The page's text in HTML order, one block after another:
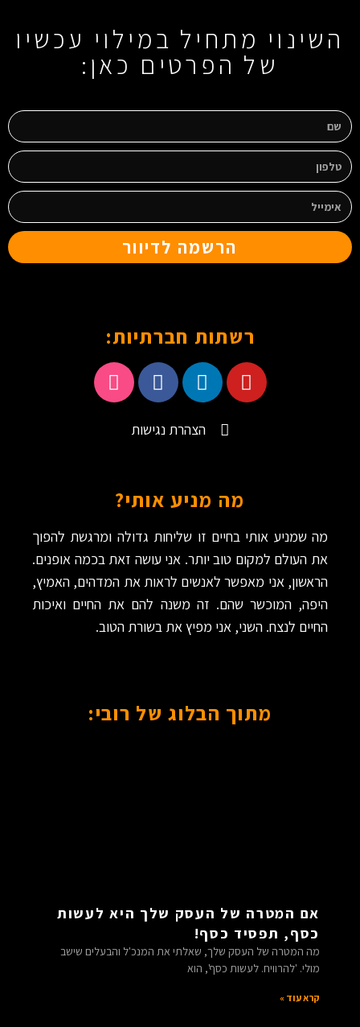
השינוי מתחיל במילוי עכשיו
של הפרטים כאן:
הרשמה לדיוור
רשתות חברתיות:
הצהרת נגישות
מה מניע אותי?
מה שמניע אותי בחיים זו שליחות גדולה ומרגשת להפוך
את העולם למקום טוב יותר. אני עושה זאת בכמה אופנים.
הראשון, אני מאפשר לאנשים לראות את המדהים, האמיץ,
היפה, המוכשר שהם. זה משנה להם את החיים ואיכות
החיים לנצח. השני, אני מפיץ את בשורת הטוב.
מתוך הבלוג של רובי:
אם המטרה של העסק שלך היא לעשות
כסף, תפסיד כסף!
מה המטרה של העסק שלך, שאלתי את המנכ'ל והבעלים שישב
מולי. 'להרוויח. לעשות כסף', הוא
קרא עוד »